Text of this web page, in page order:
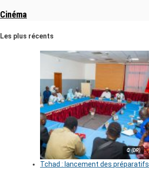
Cinéma
Les plus récents
© (DR)
Tchad : lancement des préparatifs